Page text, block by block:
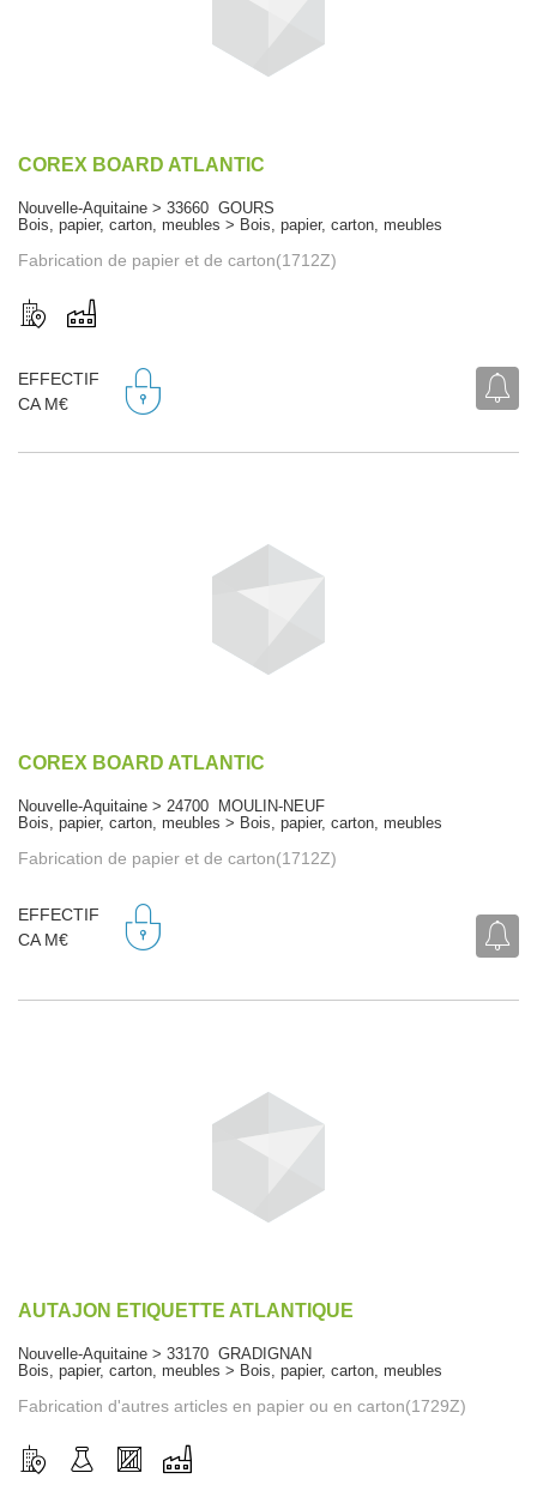
COREX BOARD ATLANTIC
Nouvelle-Aquitaine > 33660 GOURS
Bois, papier, carton, meubles > Bois, papier, carton, meubles
Fabrication de papier et de carton(1712Z)
EFFECTIF
CA M€
COREX BOARD ATLANTIC
Nouvelle-Aquitaine > 24700 MOULIN-NEUF
Bois, papier, carton, meubles > Bois, papier, carton, meubles
Fabrication de papier et de carton(1712Z)
EFFECTIF
CA M€
AUTAJON ETIQUETTE ATLANTIQUE
Nouvelle-Aquitaine > 33170 GRADIGNAN
Bois, papier, carton, meubles > Bois, papier, carton, meubles
Fabrication d'autres articles en papier ou en carton(1729Z)